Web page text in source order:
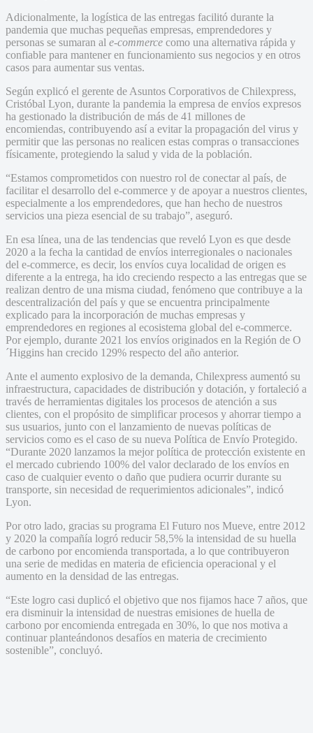
Adicionalmente, la logística de las entregas facilitó durante la
pandemia que muchas pequeñas empresas, emprendedores y
personas se sumaran al e-commerce como una alternativa rápida y
confiable para mantener en funcionamiento sus negocios y en otros
casos para aumentar sus ventas.
Según explicó el gerente de Asuntos Corporativos de Chilexpress,
Cristóbal Lyon, durante la pandemia la empresa de envíos expresos
ha gestionado la distribución de más de 41 millones de
encomiendas, contribuyendo así a evitar la propagación del virus y
permitir que las personas no realicen estas compras o transacciones
físicamente, protegiendo la salud y vida de la población.
“Estamos comprometidos con nuestro rol de conectar al país, de
facilitar el desarrollo del e-commerce y de apoyar a nuestros clientes,
especialmente a los emprendedores, que han hecho de nuestros
servicios una pieza esencial de su trabajo”, aseguró.
En esa línea, una de las tendencias que reveló Lyon es que desde
2020 a la fecha la cantidad de envíos interregionales o nacionales
del e-commerce, es decir, los envíos cuya localidad de origen es
diferente a la entrega, ha ido creciendo respecto a las entregas que se
realizan dentro de una misma ciudad, fenómeno que contribuye a la
descentralización del país y que se encuentra principalmente
explicado para la incorporación de muchas empresas y
emprendedores en regiones al ecosistema global del e-commerce.
Por ejemplo, durante 2021 los envíos originados en la Región de O
´Higgins han crecido 129% respecto del año anterior.
Ante el aumento explosivo de la demanda, Chilexpress aumentó su
infraestructura, capacidades de distribución y dotación, y fortaleció a
través de herramientas digitales los procesos de atención a sus
clientes, con el propósito de simplificar procesos y ahorrar tiempo a
sus usuarios, junto con el lanzamiento de nuevas políticas de
servicios como es el caso de su nueva Política de Envío Protegido.
“Durante 2020 lanzamos la mejor política de protección existente en
el mercado cubriendo 100% del valor declarado de los envíos en
caso de cualquier evento o daño que pudiera ocurrir durante su
transporte, sin necesidad de requerimientos adicionales”, indicó
Lyon.
Por otro lado, gracias su programa El Futuro nos Mueve, entre 2012
y 2020 la compañía logró reducir 58,5% la intensidad de su huella
de carbono por encomienda transportada, a lo que contribuyeron
una serie de medidas en materia de eficiencia operacional y el
aumento en la densidad de las entregas.
“Este logro casi duplicó el objetivo que nos fijamos hace 7 años, que
era disminuir la intensidad de nuestras emisiones de huella de
carbono por encomienda entregada en 30%, lo que nos motiva a
continuar planteándonos desafíos en materia de crecimiento
sostenible”, concluyó.